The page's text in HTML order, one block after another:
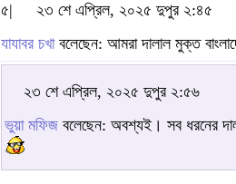
৫|
২৩ শে এপ্রিল, ২০২৫ দুপুর ২:৪৫
যাযাবর চখাবলেছেন: আমরা দালাল মুক্ত
২৩ শে এপ্রিল, ২০২৫ দুপুর ২:৫৬
ভুয়া মফিজ বলেছেন: অবশ্যই। সব ধরনের